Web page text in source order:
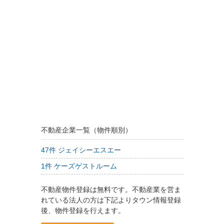
不動産企業一覧（物件順別）
47件 ジェイシーエスエー
1件 ケーズゲストルーム
不動産物件登録は無料です。不動産業を営ま
れている法人の方は下記よりタウン情報登録
後、物件登録を行えます。